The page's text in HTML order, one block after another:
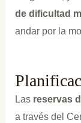
de dificultad
andar por la
Las reservas
a través del